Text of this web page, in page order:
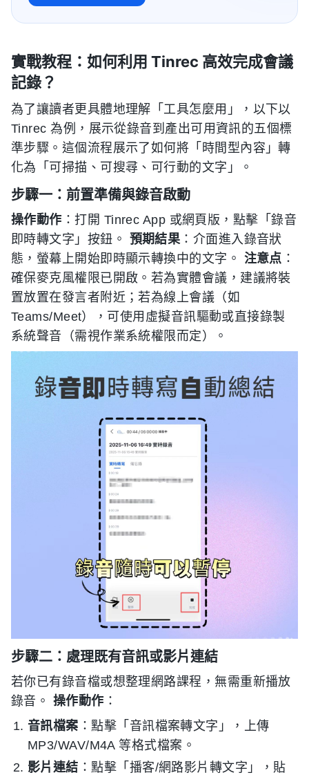
實戰教程：如何利用 Tinrec 高效完成會議
記錄？
為了讓讀者更具體地理解「工具怎麼用」，以下以
Tinrec 為例，展示從錄音到產出可用資訊的五個標
準步驟。這個流程展示了如何將「時間型內容」轉
化為「可掃描、可搜尋、可行動的文字」。
步驟一：前置準備與錄音啟動
操作動作 ：打開 Tinrec App 或網頁版，點擊「錄音
即時轉文字」按鈕。 預期結果：介面進入錄音狀
態，螢幕上開始即時顯示轉換中的文字。 注意点 ：
確保麥克風權限已開啟。若為實體會議，建議將裝
置放置在發言者附近；若為線上會議（如
Teams/Meet），可使用虛擬音訊驅動或直接錄製
系統聲音（需視作業系統權限而定）。
步驟二：處理既有音訊或影片連結
若你已有錄音檔或想整理網路課程，無需重新播放
錄音。 操作動作 ：
音訊檔案 ：點擊「音訊檔案轉文字」，上傳
MP3/WAV/M4A 等格式檔案。
影片連結 ：點擊「播客/網路影片轉文字」，貼